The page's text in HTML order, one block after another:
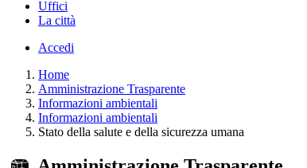
Uffici
La città
Accedi
Home
Amministrazione Trasparente
Informazioni ambientali
Informazioni ambientali
Stato della salute e della sicurezza umana